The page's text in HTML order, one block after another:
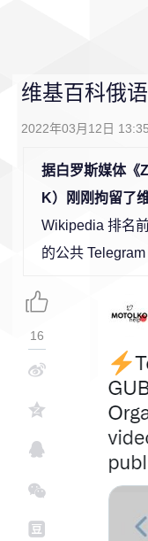
维基百科俄
2022年03月12日 13:35
据白罗斯媒体《
K）刚刚拘留了
Wikipedia 排名
的公共 Telegram
16